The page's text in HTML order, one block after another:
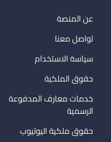
عن المنصة
تواصل معنا
سياسة الاستخدام
حقوق الملكية
خدمات معارف المدفوعة
الرسمية
حقوق ملكية اليوتيوب